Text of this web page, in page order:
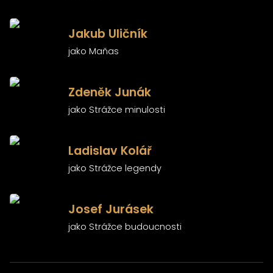
) Jakub Uličník
jako Maňas
) Zdeněk Junák
jako Strážce minulosti
) Ladislav Kolář
jako Strážce legendy
) Josef Jurásek
jako Strážce budoucnosti